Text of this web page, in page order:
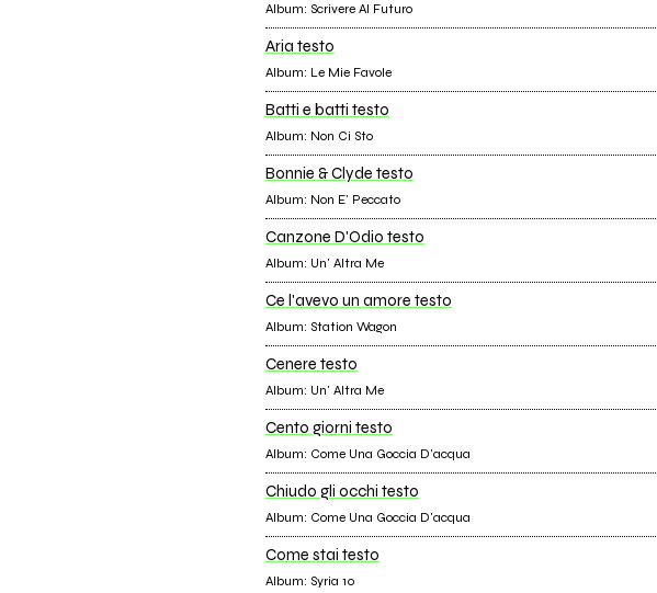
Album: Scrivere Al Futuro
Aria testo
Album: Le Mie Favole
Batti e batti testo
Album: Non Ci Sto
Bonnie & Clyde testo
Album: Non E' Peccato
Canzone D'Odio testo
Album: Un' Altra Me
Ce l'avevo un amore testo
Album: Station Wagon
Cenere testo
Album: Un' Altra Me
Cento giorni testo
Album: Come Una Goccia D'acqua
Chiudo gli occhi testo
Album: Come Una Goccia D'acqua
Come stai testo
Album: Syria 10